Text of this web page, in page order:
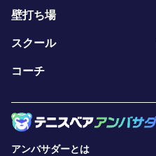
壁打ち場
スクール
コーチ
アンバサダーとは